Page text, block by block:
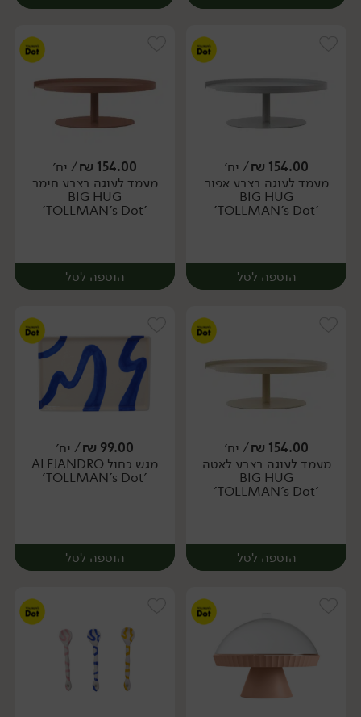
יח׳ יח׳
154.00
₪/ יח׳
מעמד לעוגה בצבע אפור
BIG HUG
'TOLLMAN's Dot'
הוספה לסל
יח׳
154.00
₪/ יח׳
מעמד לעוגה בצבע חימר
BIG HUG
'TOLLMAN's Dot'
הוספה לסל
יח׳
154.00
₪/ יח׳
מעמד לעוגה בצבע לאטה
BIG HUG
'TOLLMAN's Dot'
הוספה לסל
99.00
₪/ יח׳
מגש כחול ALEJANDRO
'TOLLMAN's Dot'
הוספה לסל